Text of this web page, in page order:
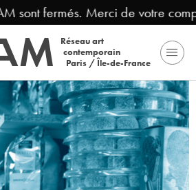
fermés. Merci de votre
Réseau art
contemporain
Paris / Île-de-France